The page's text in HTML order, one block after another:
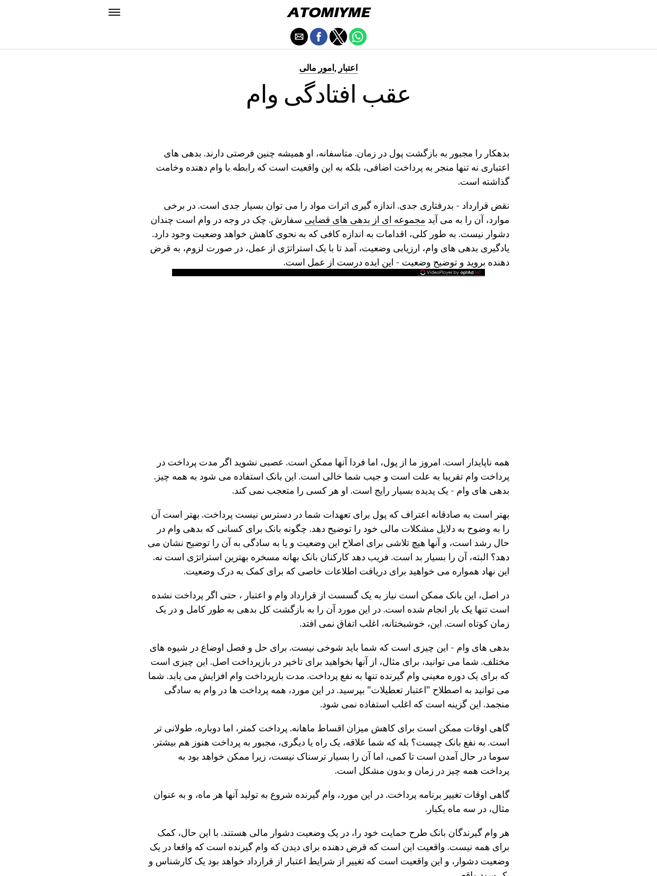
امور مالی , اعتبار
عقب افتادگی وام
بدهکار را مجبور به بازگشت پول در زمان. متاسفانه، او همیشه چنین فرصتی دارند. بدهی های
اعتباری نه تنها منجر به پرداخت اضافی، بلکه به این واقعیت است که رابطه با وام دهنده وخامت
گذاشته است.
نقض قرارداد - بدرفتاری جدی. اندازه گیری اثرات مواد را می توان بسیار جدی است. در برخی
موارد، آن را به می آید مجموعه ای از بدهی های قضایی سفارش. چک در وجه در وام است چندان
دشوار نیست. به طور کلی، اقدامات به اندازه کافی که به نحوی کاهش خواهد وضعیت وجود دارد.
یادگیری بدهی های وام، ارزیابی وضعیت، آمد تا با یک استراتژی از عمل، در صورت لزوم، به قرض
دهنده بروید و توضیح وضعیت - این ایده درست از عمل است.
همه ناپایدار است. امروز ما از پول، اما فردا آنها ممکن است. عصبی نشوید اگر مدت پرداخت در
پرداخت وام تقریبا به علت است و جیب شما خالی است. این بانک استفاده می شود به همه چیز.
بدهی های وام - یک پدیده بسیار رایج است. او هر کسی را متعجب نمی کند.
بهتر است به صادقانه اعتراف که پول برای تعهدات شما در دسترس نیست پرداخت. بهتر است آن
را به وضوح به دلایل مشکلات مالی خود را توضیح دهد. چگونه بانک برای کسانی که بدهی وام در
حال رشد است، و آنها هیچ تلاشی برای اصلاح این وضعیت و یا به سادگی به آن را توضیح نشان می
دهد؟ البته، آن را بسیار بد است. فریب دهد کارکنان بانک بهانه مسخره بهترین استراتژی است نه.
این نهاد همواره می خواهید برای دریافت اطلاعات خاصی که برای کمک به درک وضعیت.
در اصل، این بانک ممکن است نیاز به یک گسست از قرارداد وام و اعتبار ، حتی اگر پرداخت نشده
است تنها یک بار انجام شده است. در این مورد آن را به بازگشت کل بدهی به طور کامل و در یک
زمان کوتاه است. این، خوشبختانه، اغلب اتفاق نمی افتد.
بدهی های وام - این چیزی است که شما باید شوخی نیست. برای حل و فصل اوضاع در شیوه های
مختلف. شما می توانید، برای مثال، از آنها بخواهید برای تاخیر در بازپرداخت اصل. این چیزی است
که برای یک دوره معینی وام گیرنده تنها به نفع پرداخت. مدت بازپرداخت وام افزایش می یابد. شما
می توانید به اصطلاح "اعتبار تعطیلات" بپرسید. در این مورد، همه پرداخت ها در وام به سادگی
منجمد. این گزینه است که اغلب استفاده نمی شود.
گاهی اوقات ممکن است برای کاهش میزان اقساط ماهانه. پرداخت کمتر، اما دوباره، طولانی تر
است. به نفع بانک چیست؟ بله که شما علاقه، یک راه یا دیگری، مجبور به پرداخت هنوز هم بیشتر.
سوما در حال آمدن است تا کمی، اما آن را بسیار ترسناک نیست، زیرا ممکن خواهد بود به
پرداخت همه چیز در زمان و بدون مشکل است.
گاهی اوقات تغییر برنامه پرداخت. در این مورد، وام گیرنده شروع به تولید آنها هر ماه، و به عنوان
مثال، در سه ماه یکبار.
هر وام گیرندگان بانک طرح حمایت خود را، در یک وضعیت دشوار مالی هستند. با این حال، کمک
برای همه نیست. واقعیت این است که قرض دهنده برای دیدن که وام گیرنده است که واقعا در یک
وضعیت دشوار، و این واقعیت است که تغییر از شرایط اعتبار از قرارداد خواهد بود یک کارشناس و